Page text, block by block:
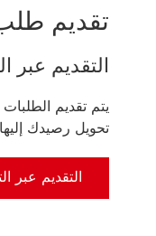
تقديم
التقديم عبر
يتم تقديم
تحويل رصيدك
التقديم عبر
التقديم عبر